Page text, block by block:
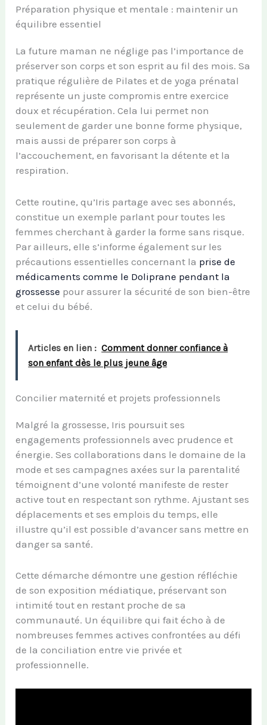
Préparation physique et mentale : maintenir un
équilibre essentiel
La future maman ne néglige pas l’importance de
préserver son corps et son esprit au fil des mois. Sa
pratique régulière de Pilates et de yoga prénatal
représente un juste compromis entre exercice
doux et récupération. Cela lui permet non
seulement de garder une bonne forme physique,
mais aussi de préparer son corps à
l’accouchement, en favorisant la détente et la
respiration.
Cette routine, qu’Iris partage avec ses abonnés,
constitue un exemple parlant pour toutes les
femmes cherchant à garder la forme sans risque.
Par ailleurs, elle s’informe également sur les
précautions essentielles concernant la prise de
médicaments comme le Doliprane pendant la
grossesse pour assurer la sécurité de son bien-être
et celui du bébé.
Articles en lien : Comment donner confiance à
son enfant dès le plus jeune âge
Concilier maternité et projets professionnels
Malgré la grossesse, Iris poursuit ses
engagements professionnels avec prudence et
énergie. Ses collaborations dans le domaine de la
mode et ses campagnes axées sur la parentalité
témoignent d’une volonté manifeste de rester
active tout en respectant son rythme. Ajustant ses
déplacements et ses emplois du temps, elle
illustre qu’il est possible d’avancer sans mettre en
danger sa santé.
Cette démarche démontre une gestion réfléchie
de son exposition médiatique, préservant son
intimité tout en restant proche de sa
communauté. Un équilibre qui fait écho à de
nombreuses femmes actives confrontées au défi
de la conciliation entre vie privée et
professionnelle.